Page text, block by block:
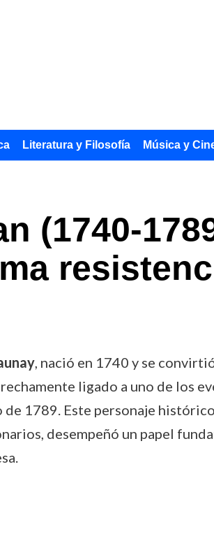
Literatura y Filosofía Música y
(1740-
, nació en 1740 y se
ligado a uno de los
1789. Este personaje
desempeñó un papel